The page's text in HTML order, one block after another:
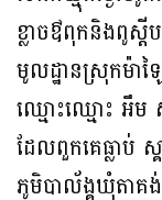
ខ្លាចឳពុកនិងពូស្
មូលដ្ឋានស្រុកម៉ា
ឈ្មោះឈ្មោះ អឹម
ដែលពួកគេធ្លាប់
ភូមិបាល័ង្គឃុំតាគ